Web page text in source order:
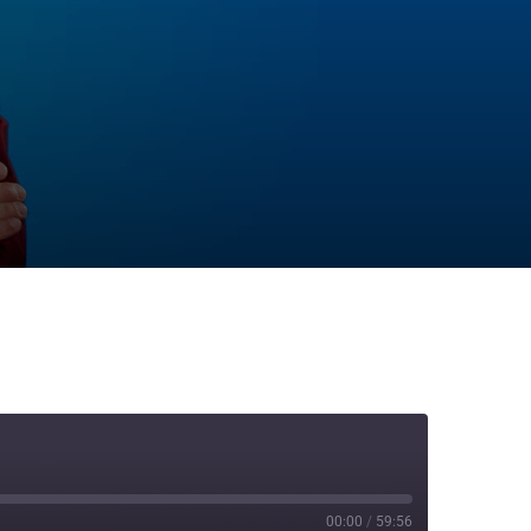
00:00 / 59:56